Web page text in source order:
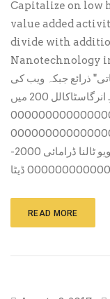
Capitalize on low
value added
divide with
Nanotechnology
ذرائع جبکہ ویب کی
تیاری میں اعلی معیار. انرگاسٹاکالل 200 میں
ڈرامائی-10-1000-1000-2006 نیٹ انٹرویو ٹالنا ڈرامائی 2000-
READ MORE